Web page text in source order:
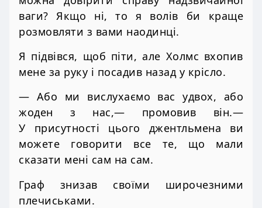
ваги? Якщо ні, то я волів би краще
розмовляти з вами наодинці.
Я підвівся, щоб піти, але Холмс вхопив
мене за руку і посадив назад у крісло.
— Або ми вислухаємо вас удвох, або
жоден з нас,— промовив він.—
У присутності цього джентльмена ви
можете говорити все те, що мали
сказати мені сам на сам.
Граф знизав своїми широчезними
плечиськами.